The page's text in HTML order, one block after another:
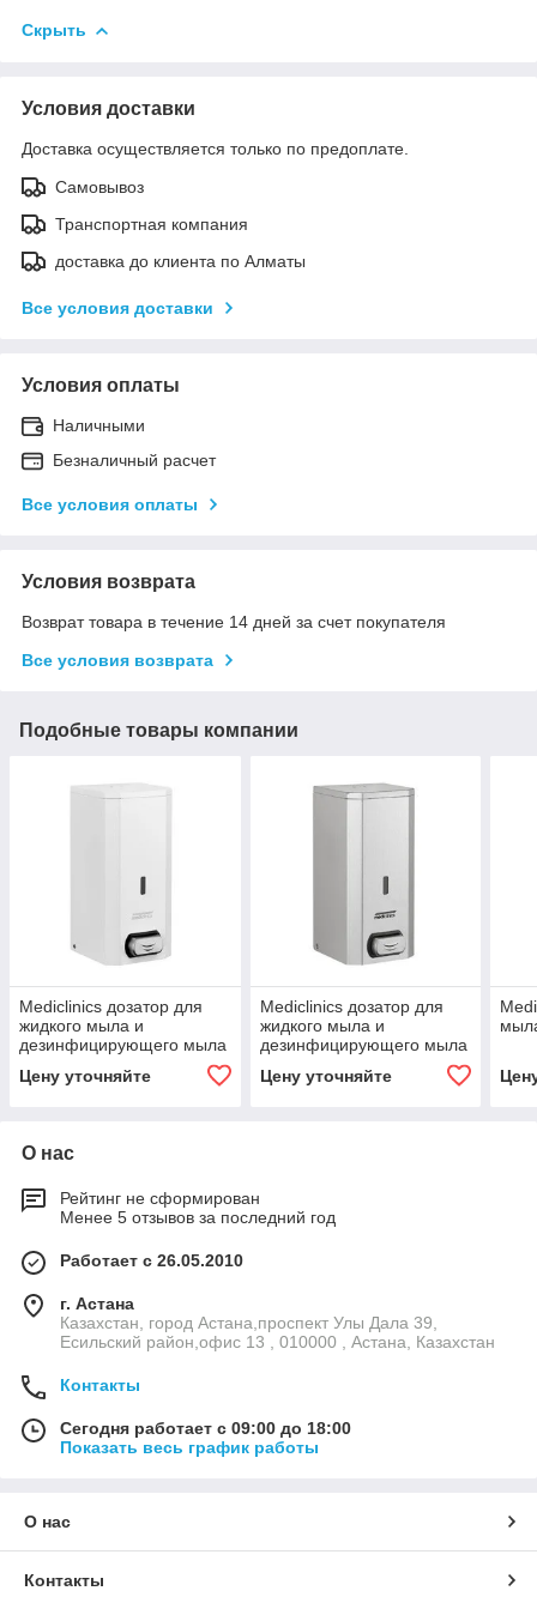
Скрыть
Условия доставки
Доставка осуществляется только по предоплате.
Самовывоз
Транспортная компания
доставка до клиента по Алматы
Все условия доставки
Условия оплаты
Наличными
Безналичный расчет
Все условия оплаты
Условия возврата
Возврат товара в течение 14 дней за счет покупателя
Все условия возврата
Подобные товары компании
Mediclinics дозатор для
жидкого мыла и
дезинфицирующего мыла
Цену уточняйте
Mediclinics дозатор для
жидкого мыла и
дезинфицирующего мыла
Цену уточняйте
О нас
Рейтинг не сформирован
Менее 5 отзывов за последний год
Работает с 26.05.2010
г. Астана
Казахстан, город Астана,проспект Улы Дала 39,
Есильский район,офис 13 , 010000 , Астана, Казахстан
Контакты
Сегодня работает с 09:00 до 18:00
Показать весь график работы
О нас
Контакты